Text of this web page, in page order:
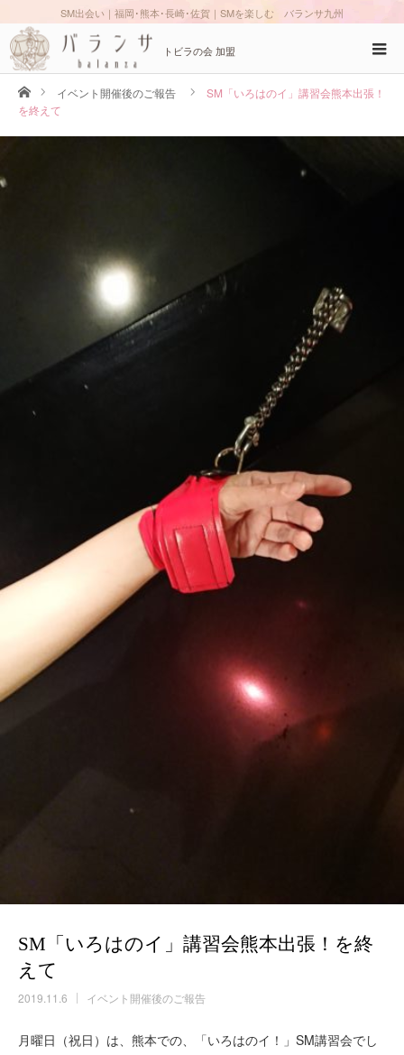
SM出会い｜福岡･熊本･長崎･佐賀｜SMを楽しむ バランサ九州
トビラの会 加盟
ホームイベント開催後のご報告
SM「いろはのイ」講習会熊本出張！
を終えて
SM「いろはのイ」講習会熊本出張！を終
えて
2019.11.6 イベント開催後のご報告
月曜日（祝日）は、熊本での、「いろはのイ！」SM講習会でし